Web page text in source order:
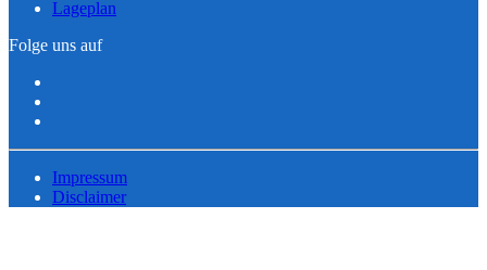
Lageplan
Folge uns auf
Impressum
Disclaimer